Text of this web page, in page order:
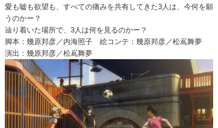
愛も嘘も欲望も、すべての痛みを共有してきた3人は、 今何を願
うのかー？
辿り着いた場所で、3人は何を見るのかー？
脚本：幾原邦彦／内海照子 絵コンテ：幾原邦彦／松嶌舞夢
演出：幾原邦彦／松嶌舞夢